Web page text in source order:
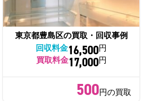
東京都豊島区の買取・回収事例
回収料金16,500円
買取料金17,000円
500円の買取